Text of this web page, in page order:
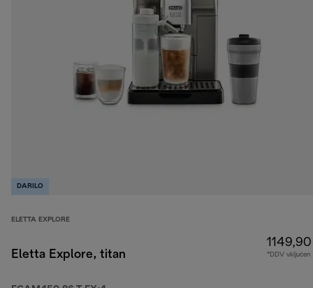
DARILO
ELETTA EXPLORE
Eletta Explore, titan *DDV vključen